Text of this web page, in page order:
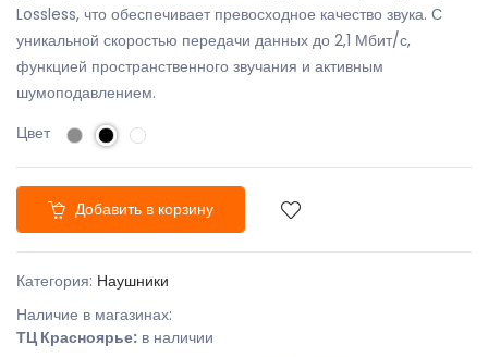
Lossless, что обеспечивает превосходное качество звука. С
уникальной скоростью передачи данных до 2,1 Мбит/с,
функцией пространственного звучания и активным
шумоподавлением.
Цвет
Добавить в корзину
Категория: Наушники
Наличие в магазинах:
ТЦ Красноярье: в наличии